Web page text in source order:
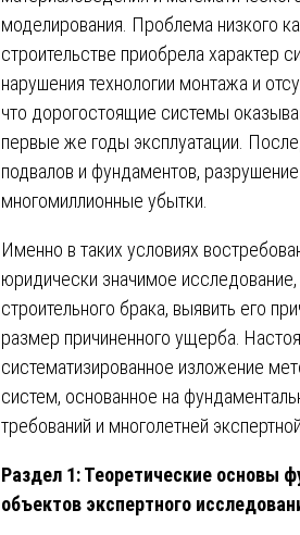
моделирования. Проблема низкого
строительстве приобрела характер
нарушения технологии монтажа и
что дорогостоящие системы
первые же годы эксплуатации.
подвалов и фундаментов,
многомиллионные убытки.
Именно в таких условиях
юридически значимое
строительного брака, выявить его
размер причиненного ущерба.
систематизированное изложение
систем, основанное на
требований и многолетней
Раздел 1: Теоретические основы
объектов экспертного